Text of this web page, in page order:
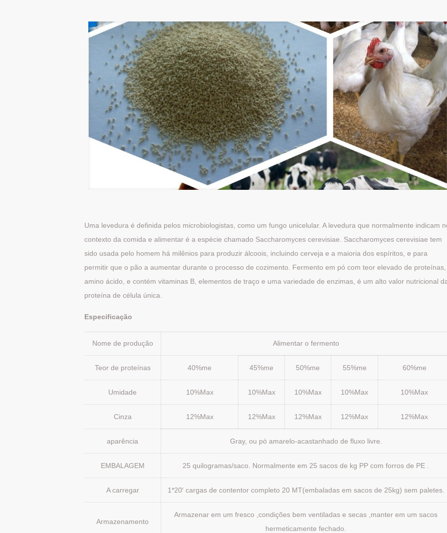
Uma levedura é definida pelos microbiologistas, como um fungo unicelular. A levedura que normalmente indicam
contexto da comida e alimentar é a espécie chamado Saccharomyces cerevisiae. Saccharomyces cerevisiae tem
sido usada pelo homem há milênios para produzir álcoois, incluindo cerveja e a maioria dos espíritos, e para
permitir que o pão a aumentar durante o processo de cozimento. Fermento em pó com teor elevado de proteínas,
amino ácido, e contém vitaminas B, elementos de traço e uma variedade de enzimas, é um alto valor nutricional
proteína de célula única.
Especificação
Nome de produção Alimentar o fermento
Teor de proteínas 40%me 45%me 50%me 55%me 60%me
Umidade 10%Max 10%Max 10%Max 10%Max 10%Max
Cinza 12%Max 12%Max 12%Max 12%Max 12%Max
aparência Gray, ou pó amarelo-acastanhado de fluxo livre.
EMBALAGEM 25 quilogramas/saco. Normalmente em 25 sacos de kg PP com forros de PE .
A carregar 1*20′ cargas de contentor completo 20 MT(embaladas em sacos de 25kg) sem paletes.
Armazenamento
Armazenar em um fresco ,condições bem ventiladas e secas ,manter em um sacos
hermeticamente fechado.